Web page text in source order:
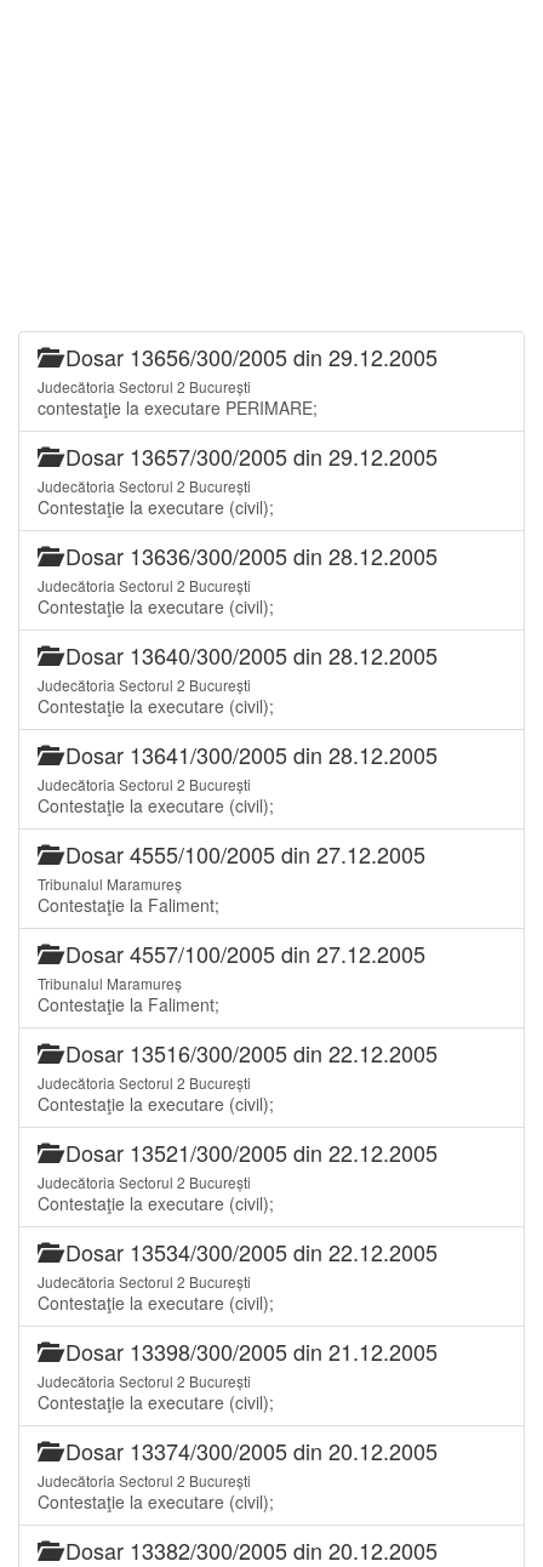
Dosar 13656/300/2005 din 29.12.2005
Judecătoria Sectorul 2 București
contestaţie la executare PERIMARE;
Dosar 13657/300/2005 din 29.12.2005
Judecătoria Sectorul 2 București
Contestaţie la executare (civil);
Dosar 13636/300/2005 din 28.12.2005
Judecătoria Sectorul 2 București
Contestaţie la executare (civil);
Dosar 13640/300/2005 din 28.12.2005
Judecătoria Sectorul 2 București
Contestaţie la executare (civil);
Dosar 13641/300/2005 din 28.12.2005
Judecătoria Sectorul 2 București
Contestaţie la executare (civil);
Dosar 4555/100/2005 din 27.12.2005
Tribunalul Maramureș
Contestaţie la Faliment;
Dosar 4557/100/2005 din 27.12.2005
Tribunalul Maramureș
Contestaţie la Faliment;
Dosar 13516/300/2005 din 22.12.2005
Judecătoria Sectorul 2 București
Contestaţie la executare (civil);
Dosar 13521/300/2005 din 22.12.2005
Judecătoria Sectorul 2 București
Contestaţie la executare (civil);
Dosar 13534/300/2005 din 22.12.2005
Judecătoria Sectorul 2 București
Contestaţie la executare (civil);
Dosar 13398/300/2005 din 21.12.2005
Judecătoria Sectorul 2 București
Contestaţie la executare (civil);
Dosar 13374/300/2005 din 20.12.2005
Judecătoria Sectorul 2 București
Contestaţie la executare (civil);
Dosar 13382/300/2005 din 20.12.2005